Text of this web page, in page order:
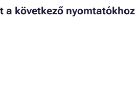
a következő nyomtatókhoz